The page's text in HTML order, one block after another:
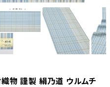
物 謹製 絹乃道 ウルムチ